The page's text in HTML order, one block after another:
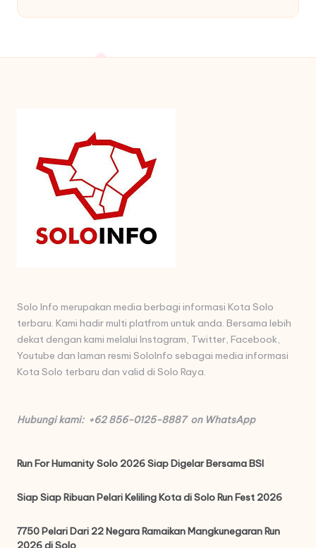
Solo Info merupakan media berbagi informasi Kota Solo
terbaru. Kami hadir multi platfrom untuk anda. Bersama lebih
dekat dengan kami melalui Instagram, Twitter, Facebook,
Youtube dan laman resmi SoloInfo sebagai media informasi
Kota Solo terbaru dan valid di Solo Raya.
Hubungi kami: +62 856-0125-8887 on WhatsApp
Run For Humanity Solo 2026 Siap Digelar Bersama BSI
Siap Siap Ribuan Pelari Keliling Kota di Solo Run Fest 2026
7750 Pelari Dari 22 Negara Ramaikan Mangkunegaran Run
2026 di Solo